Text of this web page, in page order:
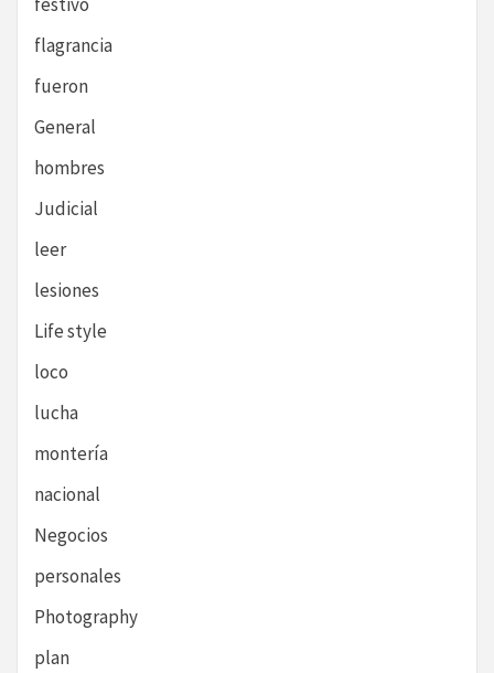
flagrancia
fueron
General
hombres
Judicial
leer
lesiones
Life style
loco
lucha
montería
nacional
Negocios
personales
Photography
plan